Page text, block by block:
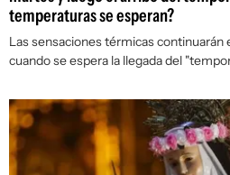
temperaturas se esperan?
Las sensaciones térmicas continuarán
cuando se espera la llegada del